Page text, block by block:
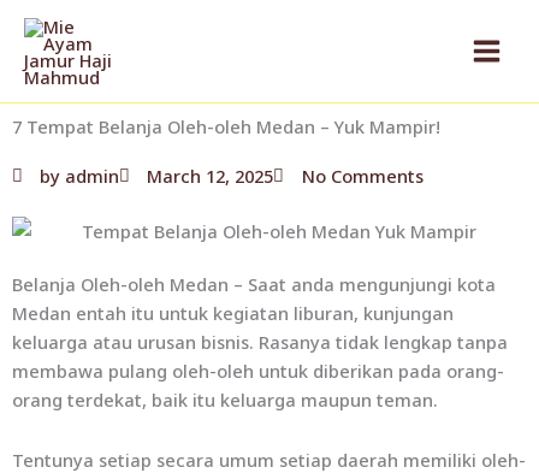
Skip
content
7 Tempat Belanja Oleh-oleh Medan – Yuk Mampir!
by admin March 12, 2025 No Comments
Belanja Oleh-oleh Medan – Saat anda mengunjungi kota
Medan entah itu untuk kegiatan liburan, kunjungan
keluarga atau urusan bisnis. Rasanya tidak lengkap tanpa
membawa pulang oleh-oleh untuk diberikan pada orang-
orang terdekat, baik itu keluarga maupun teman.
Tentunya setiap secara umum setiap daerah memiliki oleh-